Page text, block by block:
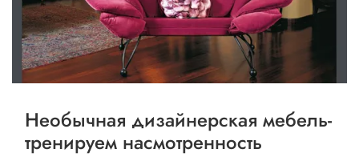
Необычная дизайнерская мебель-
тренируем насмотренность